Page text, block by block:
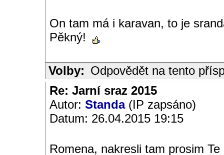
On tam má i karavan, to je
Pěkný!
Volby: Odpovědět na tento
Re: Jarní sraz 2015
Autor: Standa(IP zapsáno)
Datum: 26.04.2015 19:15
Romena, nakresli tam prosim